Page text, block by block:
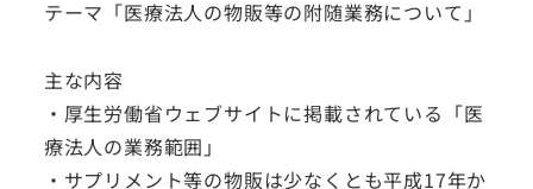
テーマ「医療法人の物販等の附随業務について」
主な内容
・厚生労働省ウェブサイトに掲載されている「医
療法人の業務範囲」
・サプリメント等の物販は少なくとも平成17年か